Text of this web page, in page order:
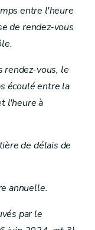
entre l'heure
de rendez-vous
rendez-vous, le
écoulé entre la
l'heure à
de délais de
annuelle.
par le